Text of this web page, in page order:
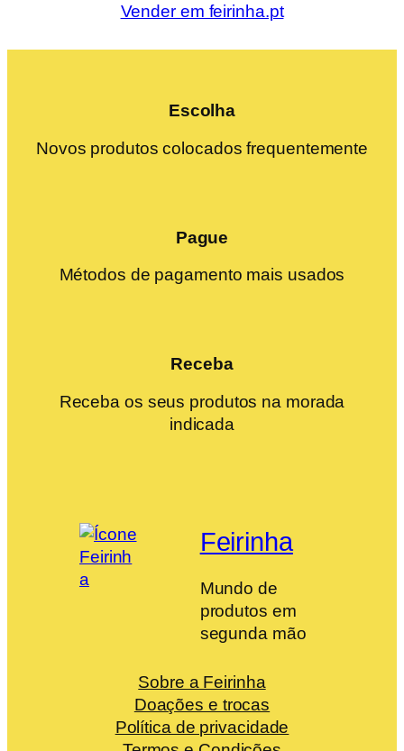
Vender em feirinha.pt
Escolha
Novos produtos colocados frequentemente
Pague
Métodos de pagamento mais usados
Receba
Receba os seus produtos na morada
indicada
Feirinha
Mundo de
produtos em
segunda mão
Sobre a Feirinha
Doações e trocas
Política de privacidade